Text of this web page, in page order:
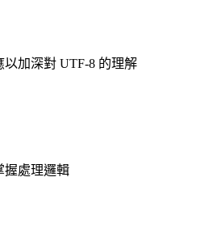
加深對 UTF-8 的理解
握處理邏輯